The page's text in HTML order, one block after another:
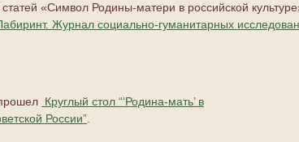
«Символ Родины-матери в российской
Журнал социально-гуманитарных
Круглый стол “‘Родина-мать’ в
России”